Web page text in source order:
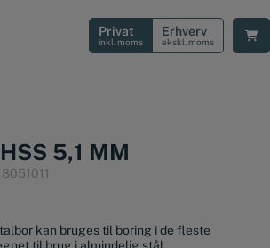
Privat
inkl. moms
Erhverv
ekskl. moms
5,1 MM
kan bruges til boring i de fleste
til brug i almindelig stål.